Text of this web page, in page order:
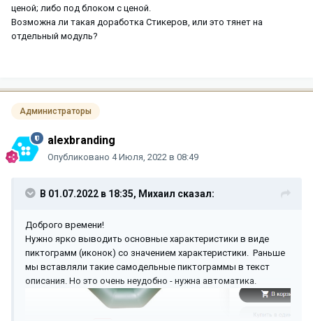
ценой; либо под блоком с ценой.
Возможна ли такая доработка Стикеров, или это тянет на
отдельный модуль?
Администраторы
alexbranding
Опубликовано 4 Июля, 2022 в 08:49
В 01.07.2022 в 18:35, Михаил сказал:
Доброго времени!
Нужно ярко выводить основные характеристики в виде
пиктограмм (иконок) со значением характеристики. Раньше
мы вставляли такие самодельные пиктограммы в текст
описания. Но это очень неудобно - нужна автоматика.